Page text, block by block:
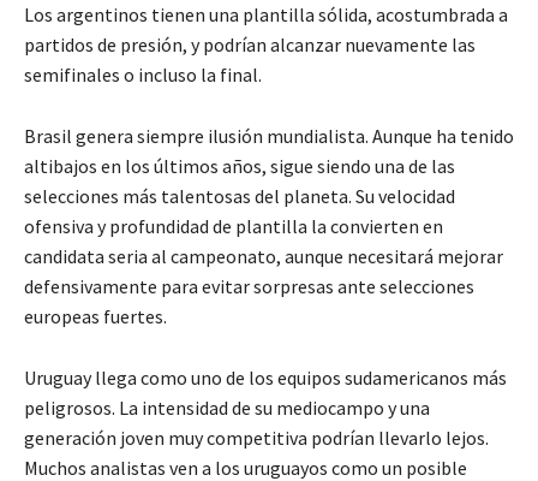
Los argentinos tienen una plantilla sólida, acostumbrada a
partidos de presión, y podrían alcanzar nuevamente las
semifinales o incluso la final.
Brasil genera siempre ilusión mundialista. Aunque ha tenido
altibajos en los últimos años, sigue siendo una de las
selecciones más talentosas del planeta. Su velocidad
ofensiva y profundidad de plantilla la convierten en
candidata seria al campeonato, aunque necesitará mejorar
defensivamente para evitar sorpresas ante selecciones
europeas fuertes.
Uruguayllega como uno de los equipos sudamericanos más
peligrosos. La intensidad de su mediocampo y una
generación joven muy competitiva podrían llevarlo lejos.
Muchos analistas ven a los uruguayos como un posible